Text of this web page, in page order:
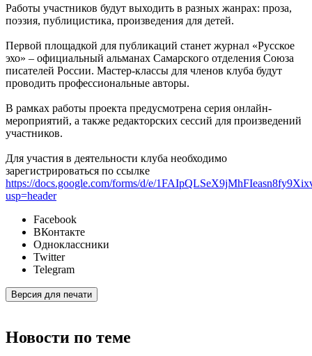
Работы участников будут выходить в разных жанрах: проза,
поэзия, публицистика, произведения для детей.
Первой площадкой для публикаций станет журнал «Русское
эхо» – официальный альманах Самарского отделения Союза
писателей России. Мастер-классы для членов клуба будут
проводить профессиональные авторы.
В рамках работы проекта предусмотрена серия онлайн-
мероприятий, а также редакторских сессий для произведений
участников.
Для участия в деятельности клуба необходимо
зарегистрироваться по ссылке
https://docs.google.com/forms/d/e/
usp=header
Facebook
ВКонтакте
Одноклассники
Twitter
Telegram
Версия для печати
Новости по теме